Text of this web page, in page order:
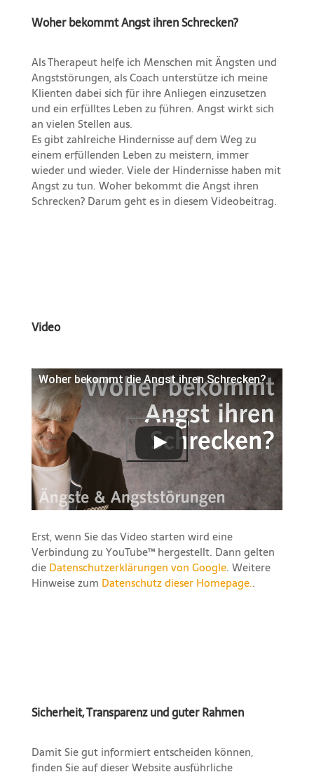
Woher bekommt Angst ihren Schrecken?
Als Therapeut helfe ich Menschen mit Ängsten und
Angststörungen, als Coach unterstütze ich meine
Klienten dabei sich für ihre Anliegen einzusetzen
und ein erfülltes Leben zu führen. Angst wirkt sich
an vielen Stellen aus.
Es gibt zahlreiche Hindernisse auf dem Weg zu
einem erfüllenden Leben zu meistern, immer
wieder und wieder. Viele der Hindernisse haben mit
Angst zu tun. Woher bekommt die Angst ihren
Schrecken? Darum geht es in diesem Videobeitrag.
Video
Woher bekommt die Angst ihren Schrecken?
Erst, wenn Sie das Video starten wird eine
Verbindung zu YouTube™ hergestellt. Dann gelten
die Datenschutzerklärungen von Google. Weitere
Hinweise zum Datenschutz dieser Homepage..
Sicherheit, Transparenz und guter Rahmen
Damit Sie gut informiert entscheiden können,
finden Sie auf dieser Website ausführliche